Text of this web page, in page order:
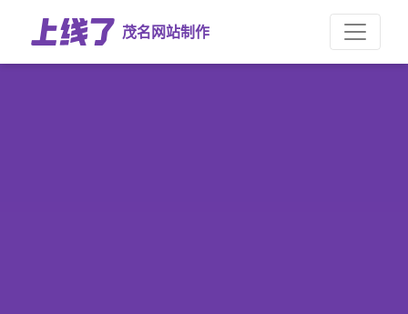
茂名网站制作